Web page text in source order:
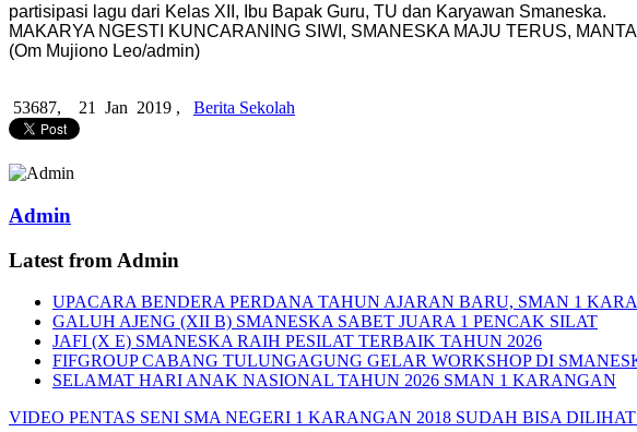
partisipasi lagu dari Kelas XII, Ibu Bapak Guru, TU dan Karyawan Smaneska.
MAKARYA NGESTI KUNCARANING SIWI, SMANESKA MAJU TERUS,
(Om Mujiono Leo/admin)
53687, 21 Jan 2019 , Berita Sekolah
Admin
Latest from Admin
UPACARA BENDERA PERDANA TAHUN AJARAN BARU, SMAN 1
GALUH AJENG (XII B) SMANESKA SABET JUARA 1 PENCAK SILAT
JAFI (X E) SMANESKA RAIH PESILAT TERBAIK TAHUN 2026
FIFGROUP CABANG TULUNGAGUNG GELAR WORKSHOP DI
SELAMAT HARI ANAK NASIONAL TAHUN 2026 SMAN 1 KARANGAN
VIDEO PENTAS SENI SMA NEGERI 1 KARANGAN 2018 SUDAH BISA DILIHAT